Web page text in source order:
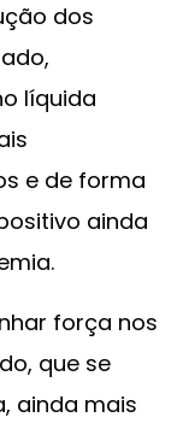
dos
líquida
e de forma
ainda
força nos
que se
ainda mais